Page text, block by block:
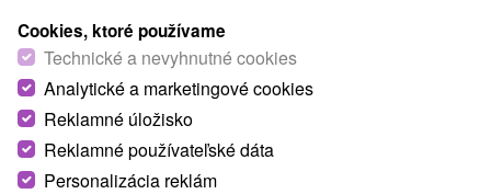
Cookies, ktoré používame
Technické a nevyhnutné cookies
Analytické a marketingové cookies
Reklamné úložisko
Reklamné používateľské dáta
Personalizácia reklám